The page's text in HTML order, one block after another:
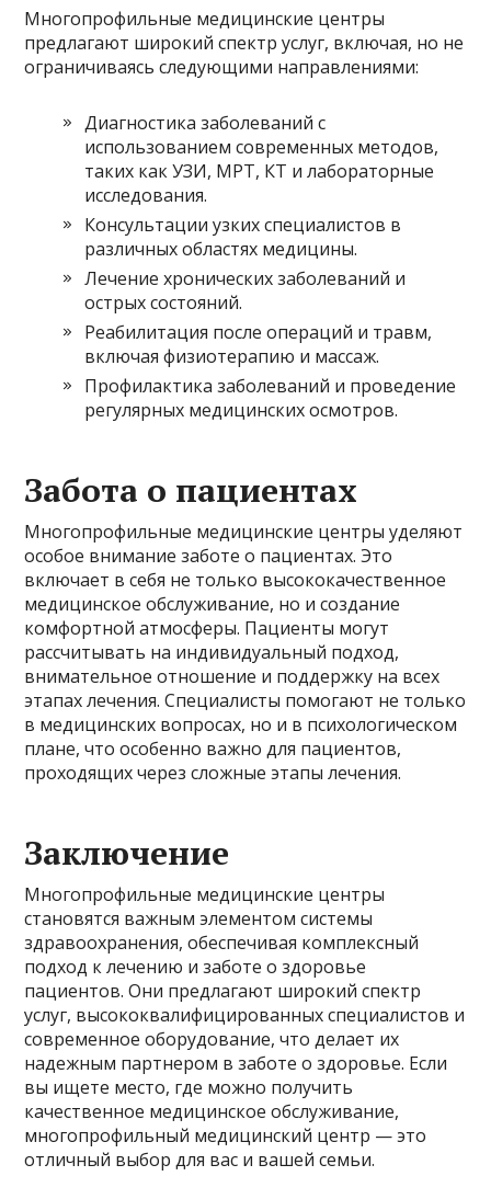
Многопрофильные медицинские центры
предлагают широкий спектр услуг, включая, но не
ограничиваясь следующими направлениями:
Диагностика заболеваний с
использованием современных методов,
таких как УЗИ, МРТ, КТ и лабораторные
исследования.
Консультации узких специалистов в
различных областях медицины.
Лечение хронических заболеваний и
острых состояний.
Реабилитация после операций и травм,
включая физиотерапию и массаж.
Профилактика заболеваний и проведение
регулярных медицинских осмотров.
Забота о пациентах
Многопрофильные медицинские центры уделяют
особое внимание заботе о пациентах. Это
включает в себя не только высококачественное
медицинское обслуживание, но и создание
комфортной атмосферы. Пациенты могут
рассчитывать на индивидуальный подход,
внимательное отношение и поддержку на всех
этапах лечения. Специалисты помогают не только
в медицинских вопросах, но и в психологическом
плане, что особенно важно для пациентов,
проходящих через сложные этапы лечения.
Заключение
Многопрофильные медицинские центры
становятся важным элементом системы
здравоохранения, обеспечивая комплексный
подход к лечению и заботе о здоровье
пациентов. Они предлагают широкий спектр
услуг, высококвалифицированных специалистов и
современное оборудование, что делает их
надежным партнером в заботе о здоровье. Если
вы ищете место, где можно получить
качественное медицинское обслуживание,
многопрофильный медицинский центр — это
отличный выбор для вас и вашей семьи.